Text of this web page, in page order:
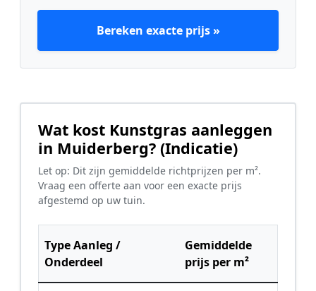
Bereken exacte prijs »
Wat kost Kunstgras aanleggen
in Muiderberg? (Indicatie)
Let op: Dit zijn gemiddelde richtprijzen per m².
Vraag een offerte aan voor een exacte prijs
afgestemd op uw tuin.
Type Aanleg /
Onderdeel
Gemiddelde
prijs per m²